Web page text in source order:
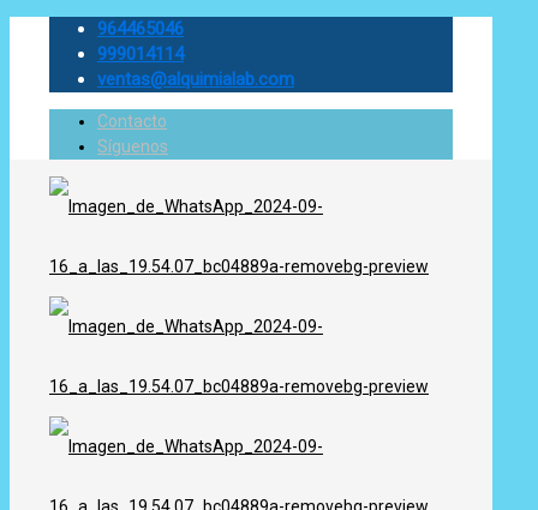
964465046
999014114
ventas@alquimialab.com
Contacto
Síguenos